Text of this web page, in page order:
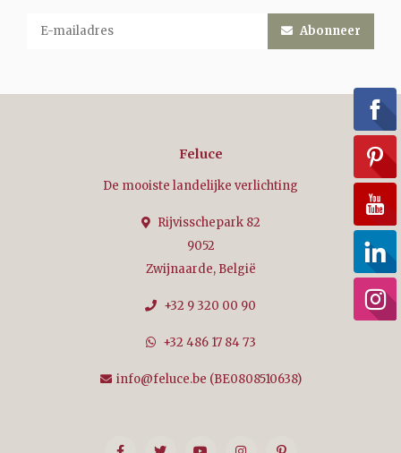
Abonneer
Feluce
De mooiste landelijke verlichting
Rijvisschepark 82
9052
Zwijnaarde, België
+32 9 320 00 90
+32 486 17 84 73
info@feluce.be (BE0808510638)